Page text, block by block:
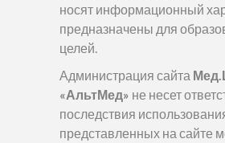
носят информационный
предназначены для
целей.
Администрация сайта
«АльтМед» не несет
последствия
представленных на сайте